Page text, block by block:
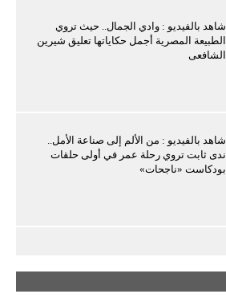
شاهد بالفيديو : وادي الجمال.. حيث تروي
الطبيعة المصرية أجمل حكاياتها تعليق شيرين
الشافعى
شاهد بالفيديو : من الألم إلى صناعة الأمل..
ندى ثابت تروي رحلة عمر في أولى حلقات
بودكاست «ناجحات»